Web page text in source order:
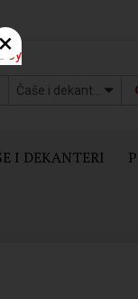
I DEKANTERI
×